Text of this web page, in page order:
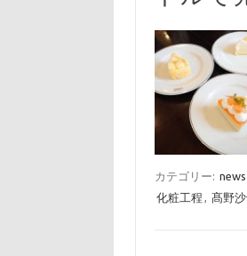
カテゴリー: news
化粧工程 , 髙野